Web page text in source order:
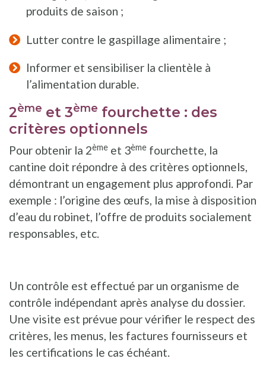
produits de saison ;
Lutter contre le gaspillage alimentaire ;
Informer et sensibiliser la clientèle à
l’alimentation durable.
2ème et 3ème fourchette : des
critères optionnels
Pour obtenir la 2ème et 3ème fourchette, la
cantine doit répondre à des critères optionnels,
démontrant un engagement plus approfondi. Par
exemple : l’origine des œufs, la mise à disposition
d’eau du robinet, l’offre de produits socialement
responsables, etc.
Un contrôle est effectué par un organisme de
contrôle indépendant après analyse du dossier.
Une visite est prévue pour vérifier le respect des
critères, les menus, les factures fournisseurs et
les certifications le cas échéant.